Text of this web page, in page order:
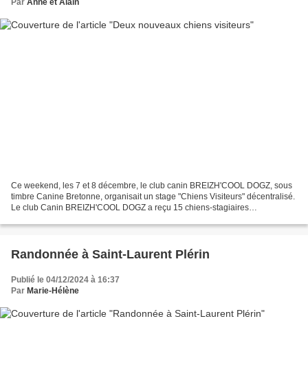
Ce weekend, les 7 et 8 décembre, le club canin BREIZH'COOL DOGZ, sous
timbre Canine Bretonne, organisait un stage "Chiens Visiteurs" décentralisé.
Le club Canin BREIZH'COOL DOGZ a reçu 15 chiens-stagiaires
Randonnée à Saint-Laurent Plérin
Publié le 04/12/2024 à 16:37
Par Marie-Hélène